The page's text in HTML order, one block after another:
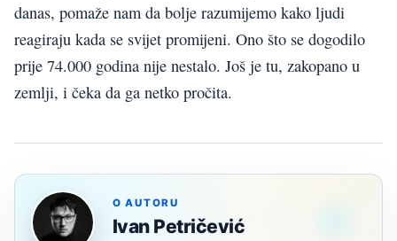
danas, pomaže nam da bolje razumijemo kako ljudi
reagiraju kada se svijet promijeni. Ono što se dogodilo
prije 74.000 godina nije nestalo. Još je tu, zakopano u
zemlji, i čeka da ga netko pročita.
O AUTORU
Ivan Petričević